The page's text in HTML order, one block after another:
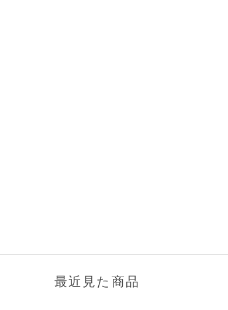
最近見た商品